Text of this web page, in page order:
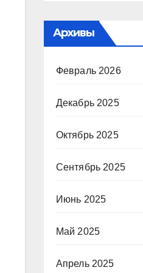
Архивы
Февраль 2026
Декабрь 2025
Октябрь 2025
Сентябрь 2025
Июнь 2025
Май 2025
Апрель 2025